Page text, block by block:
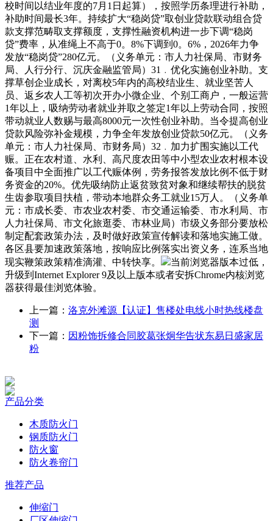
校时间以结业年度的7月1日起算），按照学历条理进行补助，
补助时间最长3年。持续扩大“稳岗贷”取创业贷款联动组合贷
款支撑范畴取支撑额度，支撑性融资机构进一步下调“稳岗
贷”费率，从准绳上不高于0。8%下调到0。6%，2026年力争
发放“稳岗贷”280亿元。（义务单元：市人力社保局、市财务
局、人行分行、沉庆金融监管局）31﹒优化实施创业补助。支
撑草创企业成长，对离校5年内的高校结业生、就业坚苦人
员、返乡农人工等初次开办小微企业、个别工商户，一般运营
1年以上，吸纳劳动者就业并取之签定1年以上劳动合同，按照
带动就业人数赐与最高8000元一次性创业补助。当令提高创业
贷款风险弥补金规模，力争全年发放创业贷款50亿元。（义务
单元：市人力社保局、市财务局）32﹒加力扩围实施以工代
赈。正在农村道、水利、高尺度农田等中小型农业农村根本设
备项目中全面推广以工代赈体例，劳务报答发放比例不低于财
务资金的20%。优先吸纳防止返贫致贫对象和继续帮扶的脱贫
生齿参取项目扶植，带动本地群众务工就业15万人。（义务单
元：市成长委、市农业农村委、市交通运输委、市水利局、市
人力社保局、市文化旅逛委、市林业局）市级义务部分要放松
制定配套政策办法，及时做好政策宣传解读和落地实施工做。
各区县要加速政策落地，按响应比例落实出资义务，连系当地
现实鞭策政策精准滴灌、中转快享。
当前浏览器版本过低，
升级到Internet Explorer 9及以上版本或者安拆Chrome内核浏览
器获得最佳浏览体验。
上一篇： 洛克外滩源【认证】售楼处电线小时热线楼盘
测
下一篇： 因粉饰拆修合同胶葛张炯华告状东易日盛家居
粉
产品分类
木质防火门
钢质防火门
防火窗
防火卷帘门
推荐产品
伸缩门